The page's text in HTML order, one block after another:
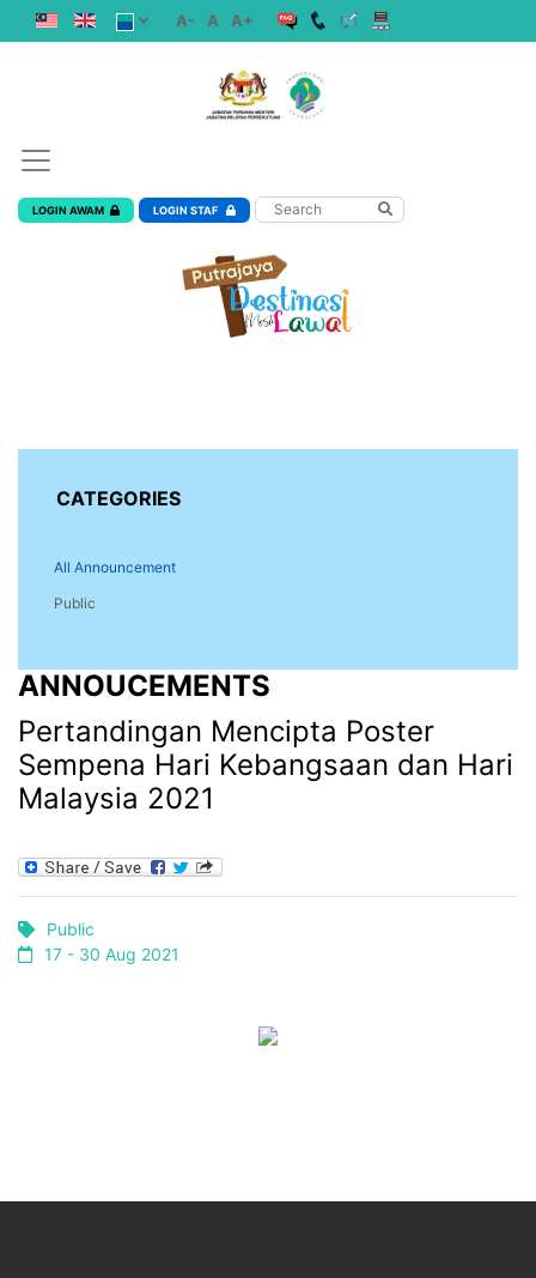
A- A A+
LOGIN AWAM LOGIN STAF
CATEGORIES
All Announcement
Public
ANNOUCEMENTS
Pertandingan Mencipta Poster
Sempena Hari Kebangsaan dan Hari
Malaysia 2021
Public
17 - 30 Aug 2021